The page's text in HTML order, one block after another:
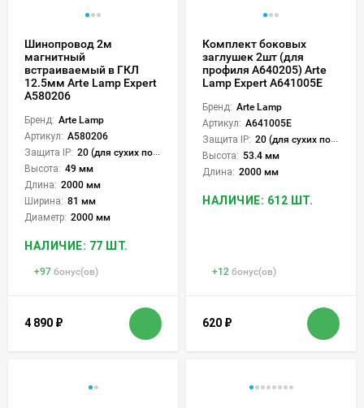
Шинопровод 2м
магнитный
встраиваемый в ГКЛ
12.5мм Arte Lamp Expert
A580206
Бренд: Arte Lamp
Артикул: A580206
Защита IP: 20 (для сухих пом.)
Высота: 49 мм
Длина: 2000 мм
Ширина: 81 мм
Диаметр: 2000 мм
НАЛИЧИЕ: 77 ШТ.
+97 бонус(ов)
4 890 ₽
Комплект боковых
заглушек 2шт (для
профиля A640205) Arte
Lamp Expert A641005E
Бренд: Arte Lamp
Артикул: A641005E
Защита IP: 20 (для сухих пом.)
Высота: 53.4 мм
Длина: 2000 мм
НАЛИЧИЕ: 612 ШТ.
+12 бонус(ов)
620 ₽